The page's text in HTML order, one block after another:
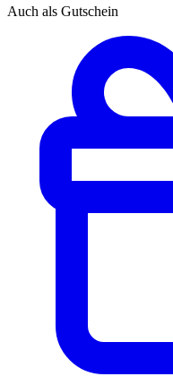
Auch als Gutschein